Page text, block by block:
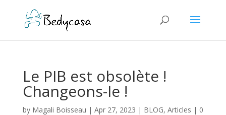
Le PIB est obsolète !
Changeons-le !
by Magali Boisseau | Apr 27, 2023 | BLOG, Articles | 0